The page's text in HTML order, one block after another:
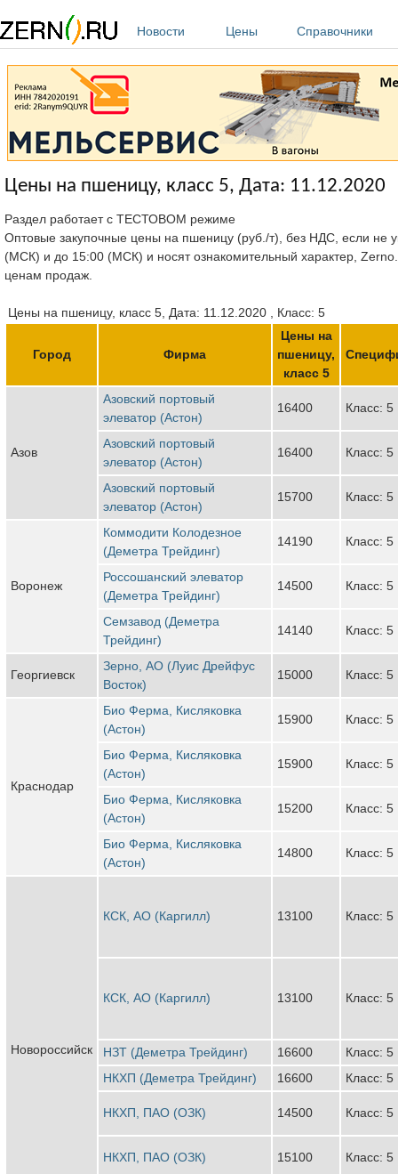
Новости
Цены Справочники
Цены на пшеницу, класс 5, Дата: 11.12.2020
Раздел работает с ТЕСТОВОМ режиме
Оптовые закупочные цены на пшеницу (руб./т), без НДС, если не
(МСК) и до 15:00 (МСК) и носят ознакомительный характер,
ценам продаж.
Цены на пшеницу, класс 5, Дата: 11.12.2020 , Класс: 5
Город Фирма
Цены на
пшеницу,
класс 5
Азов
Азовский портовый
элеватор (Астон)
16400 Класс: 5
Азовский портовый
элеватор (Астон)
16400 Класс: 5
Азовский портовый
элеватор (Астон)
15700 Класс: 5
Воронеж
Коммодити Колодезное
(Деметра Трейдинг)
14190 Класс: 5
Россошанский элеватор
(Деметра Трейдинг)
14500 Класс: 5
Семзавод (Деметра
Трейдинг)
14140 Класс: 5
Георгиевск
Зерно, АО (Луис Дрейфус
Восток)
15000 Класс: 5
Краснодар
Био Ферма, Кисляковка
(Астон)
15900 Класс: 5
Био Ферма, Кисляковка
(Астон)
15900 Класс: 5
Био Ферма, Кисляковка
(Астон)
15200 Класс: 5
Био Ферма, Кисляковка
(Астон)
14800 Класс: 5
Новороссийск
КСК, АО (Каргилл) 13100 Класс: 5
КСК, АО (Каргилл) 13100 Класс: 5
НЗТ (Деметра Трейдинг) 16600
Класс: 5
НКХП (Деметра Трейдинг)
16600 Класс: 5
НКХП, ПАО (ОЗК) 14500 Класс: 5
НКХП, ПАО (ОЗК) 15100 Класс: 5